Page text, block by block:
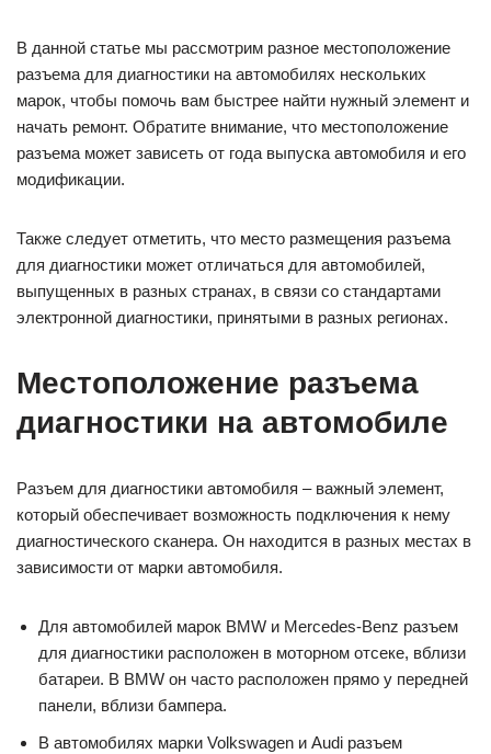
В данной статье мы рассмотрим разное местоположение
разъема для диагностики на автомобилях нескольких
марок, чтобы помочь вам быстрее найти нужный элемент и
начать ремонт. Обратите внимание, что местоположение
разъема может зависеть от года выпуска автомобиля и его
модификации.
Также следует отметить, что место размещения разъема
для диагностики может отличаться для автомобилей,
выпущенных в разных странах, в связи со стандартами
электронной диагностики, принятыми в разных регионах.
Местоположение разъема
диагностики на автомобиле
Разъем для диагностики автомобиля – важный элемент,
который обеспечивает возможность подключения к нему
диагностического сканера. Он находится в разных местах в
зависимости от марки автомобиля.
Для автомобилей марок BMW и Mercedes-Benz разъем
для диагностики расположен в моторном отсеке, вблизи
батареи. В BMW он часто расположен прямо у передней
панели, вблизи бампера.
В автомобилях марки Volkswagen и Audi разъем